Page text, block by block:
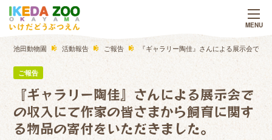
池田動物園 活動報告 ご報告 『ギャラリー陶佳』さんによる展示会で
ご報告
『ギャラリー陶佳』さんによる展示会で
の収入にて作家の皆さまから飼育に関す
る物品の寄付をいただきました。